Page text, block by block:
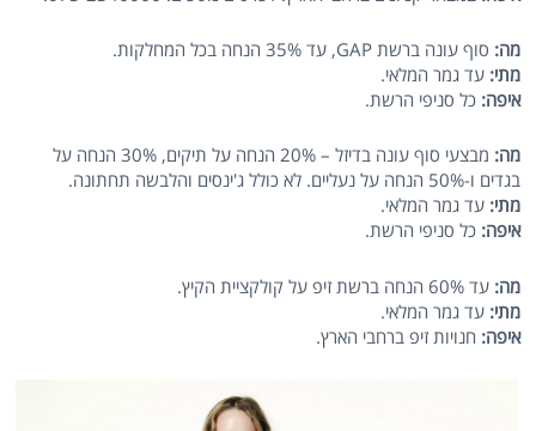
מה: סוף עונה ברשת GAP, עד 35% הנחה בכל המחלקות.
מתי: עד גמר המלאי.
איפה: כל סניפי הרשת.
מה:
מבצעי סוף עונה בדיזל – 20% הנחה על תיקים, 30% הנחה על
בגדים ו-50% הנחה על נעליים. לא כולל ג'ינסים והלבשה תחתונה.
מתי: עד גמר המלאי.
איפה: כל סניפי הרשת.
מה:עד 60% הנחה ברשת זיפ על קולקציית הקיץ.
מתי:עד גמר המלאי.
איפה: חנויות זיפ ברחבי הארץ.